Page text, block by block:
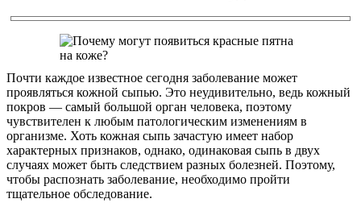
Почти каждое известное сегодня заболевание может
проявляться кожной сыпью. Это неудивительно, ведь кожный
покров — самый большой орган человека, поэтому
чувствителен к любым патологическим изменениям в
организме. Хоть кожная сыпь зачастую имеет набор
характерных признаков, однако, одинаковая сыпь в двух
случаях может быть следствием разных болезней. Поэтому,
чтобы распознать заболевание, необходимо пройти
тщательное обследование.